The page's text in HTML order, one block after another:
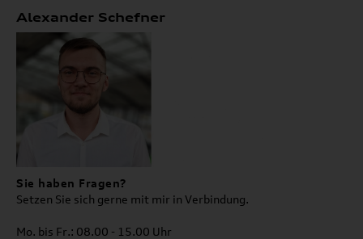
Alexander Schefner
Sie haben Fragen?
Setzen Sie sich gerne mit mir in Verbindung.
Mo. bis Fr.: 08.00 - 15.00 Uhr